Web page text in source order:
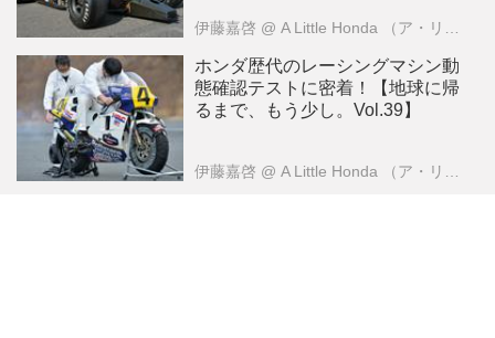
伊藤嘉啓 @ A Little Honda （ア・リトル・ホンダ）編集部
ホンダ歴代のレーシングマシン動
態確認テストに密着！【地球に帰
るまで、もう少し。Vol.39】
伊藤嘉啓 @ A Little Honda （ア・リトル・ホンダ）編集部